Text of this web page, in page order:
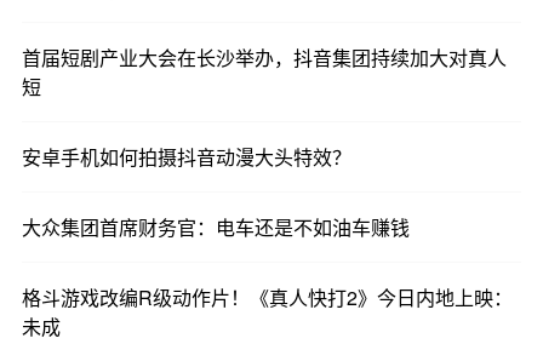
《北往》春运返乡的题材，又戳中多少在外漂泊打
工人的泪腺。
从情爱、家庭到时代命题、社会现象，现在的精品
很多观众对这些精品短剧二刷、三刷，为它们真情
首届短剧产业大会在长沙举办，抖音集团持续加大对真人
短
安卓手机如何拍摄抖音动漫大头特效？
大众集团首席财务官：电车还是不如油车赚钱
格斗游戏改编R级动作片！《真人快打2》今日内地上映：
未成